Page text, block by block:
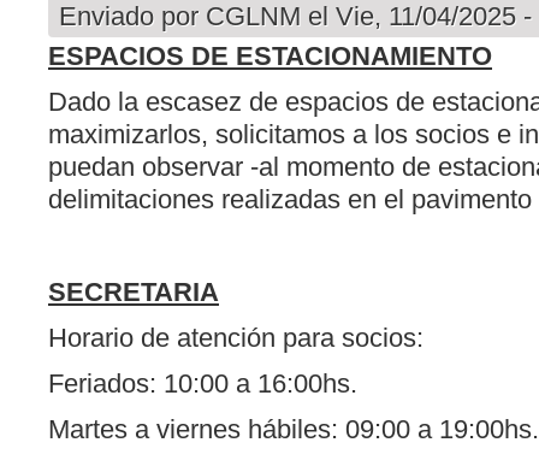
Enviado por CGLNM el Vie, 11/04/2025
ESPACIOS DE ESTACIONAMIENTO
Dado la escasez de espacios de
maximizarlos, solicitamos a los socios e
puedan observar -al momento de
delimitaciones realizadas en el
SECRETARIA
Horario de atención para socios:
Feriados: 10:00 a 16:00hs.
Martes a viernes hábiles: 09:00 a 19:00hs.